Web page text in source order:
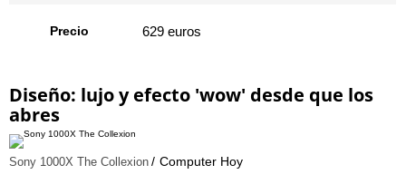
Precio 629 euros
Diseño: lujo y efecto 'wow' desde que los
abres
Sony 1000X The Collexion Computer Hoy